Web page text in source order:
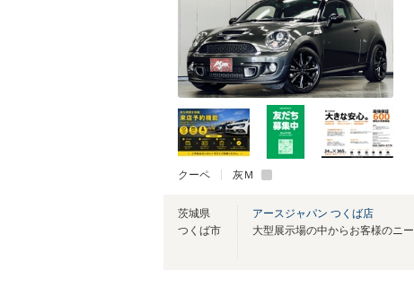
クーペ 灰Ｍ
茨城県
つくば市
アースジャパン つくば店